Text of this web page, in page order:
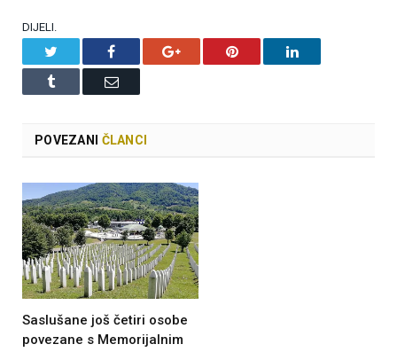
DIJELI.
Facebook Google+ Pinterest LinkedIn
Tumblr Email
POVEZANI ČLANCI
Saslušane još četiri osobe
povezane s Memorijalnim